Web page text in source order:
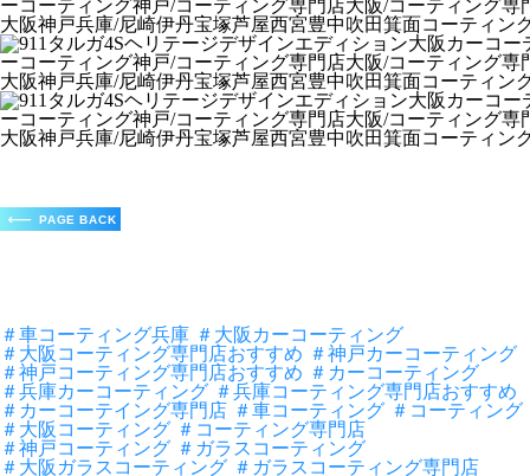
＃車コーティング兵庫 ＃大阪カーコーティング
＃大阪コーティング専門店おすすめ ＃神戸カーコーティング
＃神戸コーティング専門店おすすめ ＃カーコーティング
＃兵庫カーコーティング ＃兵庫コーティング専門店おすすめ
＃カーコーテイング専門店 ＃車コーティング ＃コーティング
＃大阪コーティング ＃コーティング専門店
＃神戸コーティング ＃ガラスコーティング
＃大阪ガラスコーティング ＃ガラスコーティング専門店